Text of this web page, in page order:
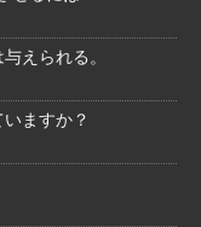
えられる。
ますか？